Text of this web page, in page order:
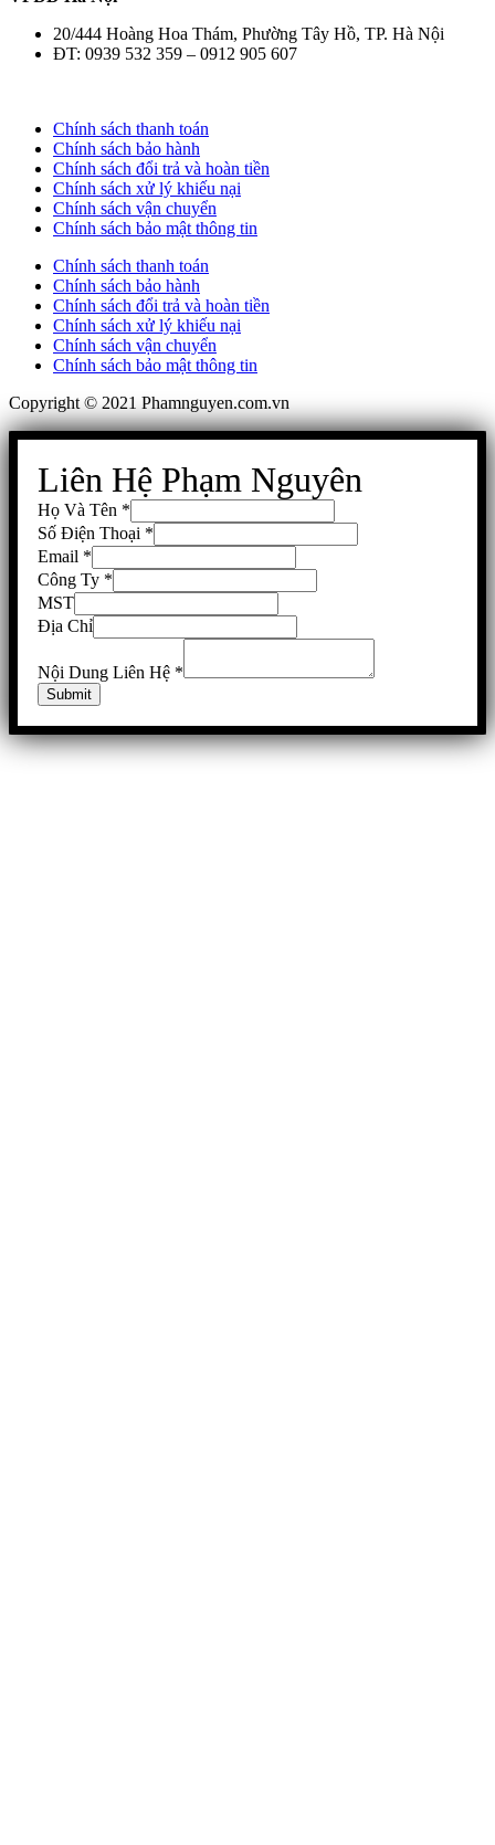
20/444 Hoàng Hoa Thám, Phường Tây Hồ, TP. Hà Nội
ĐT: 0939 532 359 – 0912 905 607
Chính sách thanh toán
Chính sách bảo hành
Chính sách đổi trả và hoàn tiền
Chính sách xử lý khiếu nại
Chính sách vận chuyển
Chính sách bảo mật thông tin
Chính sách thanh toán
Chính sách bảo hành
Chính sách đổi trả và hoàn tiền
Chính sách xử lý khiếu nại
Chính sách vận chuyển
Chính sách bảo mật thông tin
Copyright © 2021 Phamnguyen.com.vn
Liên Hệ Phạm Nguyên
Họ Và Tên *
Số Điện Thoại *
Email *
Công Ty *
MST
Địa Chỉ
Nội Dung Liên Hệ *
Submit